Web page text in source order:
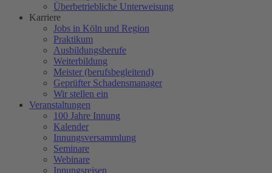
Überbetriebliche Unterweisung
Karriere
Jobs in Köln und Region
Praktikum
Ausbildungsberufe
Weiterbildung
Meister (berufsbegleitend)
Geprüfter Schadensmanager
Wir stellen ein
Veranstaltungen
100 Jahre Innung
Kalender
Innungsversammlung
Seminare
Webinare
Innungsreisen